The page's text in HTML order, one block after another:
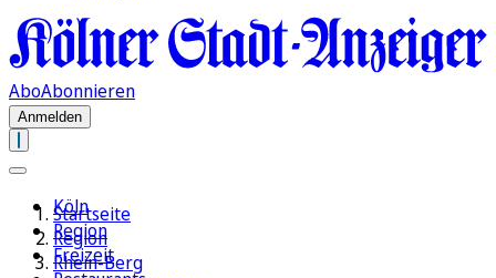
AboAbonnieren
Anmelden
Köln
Region
Freizeit
Startseite
Region
Rhein-Berg